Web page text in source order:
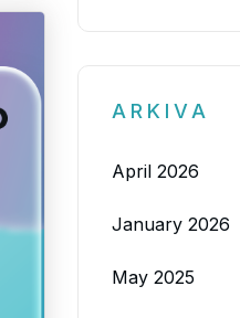
ARKIVA
April 2026
January 2026
May 2025